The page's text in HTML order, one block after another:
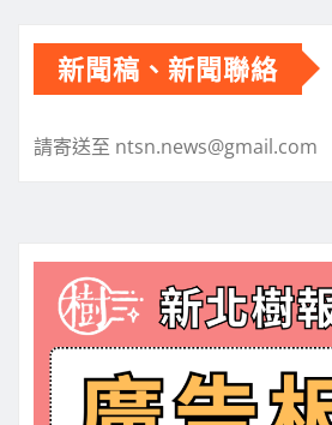
新聞稿、新聞聯絡
請寄送至 ntsn.news@gmail.com